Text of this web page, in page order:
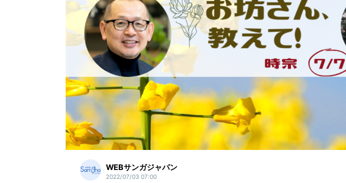
WEBサンガジャパン
2022/07/03 07:00